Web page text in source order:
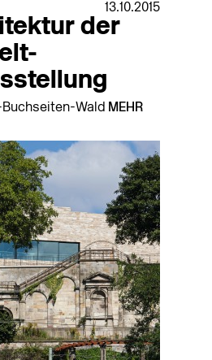
13.10.2015
der
Wald MEHR